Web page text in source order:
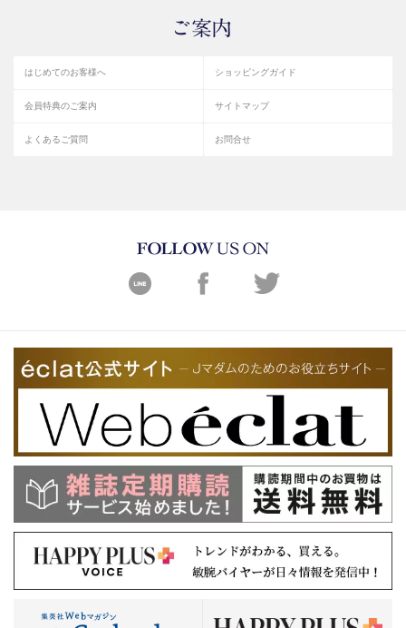
はじめてのお客様へ ショッピングガイド
会員特典のご案内 サイトマップ
よくあるご質問 お問合せ